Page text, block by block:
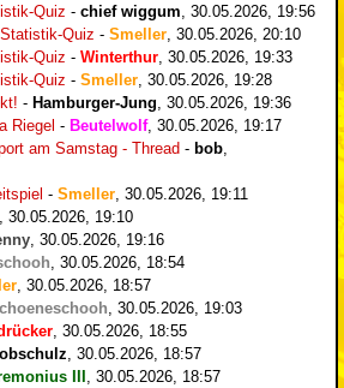
Quiz - chief wiggum 30.05.2026, 19:56
Quiz - Smeller 30.05.2026, 20:10
Quiz - Winterthur 30.05.2026, 19:33
Quiz - Smeller 30.05.2026, 19:28
- Hamburger-Jung 30.05.2026, 19:36
Riegel - Beutelwolf, 30.05.2026, 19:17
am Samstag - Thread - bob
- Smeller 30.05.2026, 19:11
30.05.2026, 19:10
30.05.2026, 19:16
30.05.2026, 18:54
30.05.2026, 18:57
30.05.2026, 19:03
30.05.2026, 18:55
30.05.2026, 18:57
III
30.05.2026, 18:57